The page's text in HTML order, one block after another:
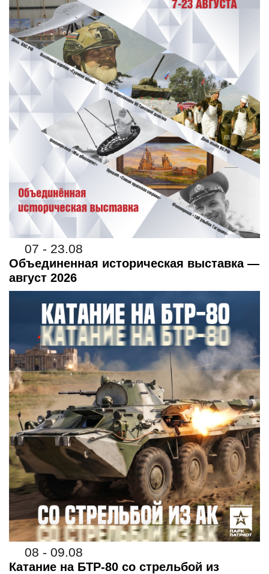
07 - 23.08
Объединенная историческая выставка —
август 2026
08 - 09.08
Катание на БТР-80 со стрельбой из